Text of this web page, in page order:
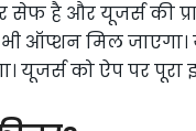
है और यूजर्स की
ऑप्शन मिल
यूजर्स को ऐप पर